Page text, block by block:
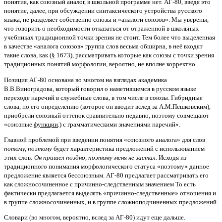
понятия, как союзный аналог, в школьной программе нет. АГ-80, введя это
понятие, далее, при обсуждении синтаксического устройства русского
языка, не разделяет собственно союзы и «аналоги союзов». Мы уверены,
что говорить о необходимости отказаться от отраженной в школьных
учебниках традиционной точки зрения не стоит. Тем более что выделенная
в качестве «аналога союзов» группа слов весьма обширна, в неё входят
такие слова, как (§ 1673), рассматривать которые как союзы с точки зрения
традиционных понятий морфологии, вероятно, не вполне корректно.
Позиция АГ-80 основана во многом на взглядах академика
В.В.Виноградова, который говорил о наметившемся в русском языке
переходе наречий в служебные слова, в том числе в союзы. Гибридные
слова, по его определению (которое он вводит вслед за А.М.Пешковским),
приобрели союзный оттенок сравнительно недавно, поэтому совмещают
«союзные функции ) с грамматическими значениями наречий».
Главной проблемой при введении понятия «союзного аналога» для слов
потому, поэтому будет характеристика предложений с использованием
этих слов: Он пришел поздно, поэтому меня не застал. Исходя из
традиционного понимания морфологического статуса «поэтому» данное
предложение является бессоюзным. АГ-80 предлагает рассматривать его
как сложносочиненное с причинно-следственным значением То есть
фактически предлагается выделять «причинно-следственные» отношения и
в группе сложносочиненных, и в группе сложноподчиненных предложений.
Словари (во многом, вероятно, вслед за АГ-80) идут еще дальше.